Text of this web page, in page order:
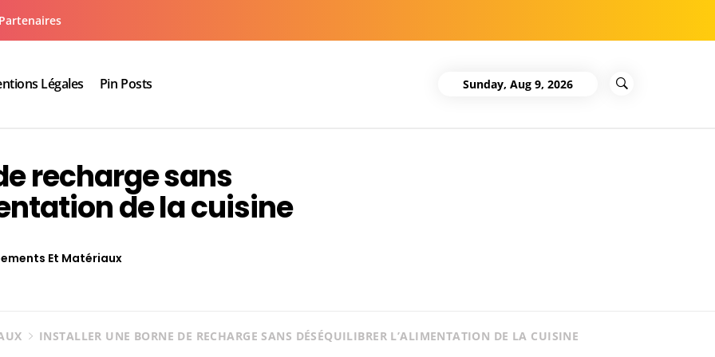
Partenaires
Légales Pin Posts Sunday, Aug 9, 2026
recharge sans
de la cuisine
Et Matériaux
INSTALLER UNE BORNE DE RECHARGE SANS DÉSÉQUILIBRER L’ALIMENTATION DE LA CUISINE